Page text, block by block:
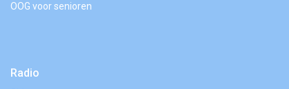
OOG voor senioren
Radio